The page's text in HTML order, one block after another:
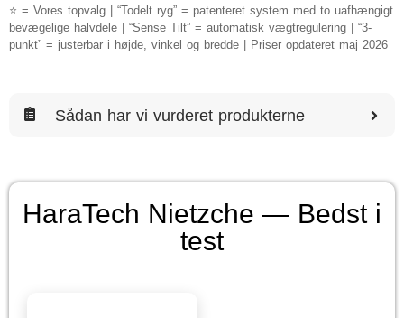
⭐ = Vores topvalg | “Todelt ryg” = patenteret system med to uafhængigt
bevægelige halvdele | “Sense Tilt” = automatisk vægtregulering | “3-
punkt” = justerbar i højde, vinkel og bredde | Priser opdateret maj 2026
Sådan har vi vurderet produkterne
HaraTech Nietzche — Bedst i
test